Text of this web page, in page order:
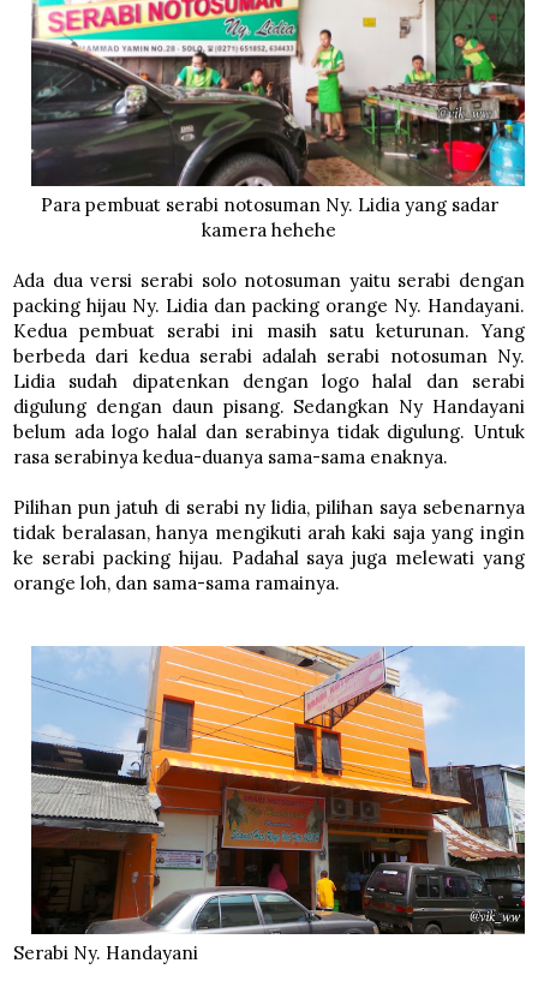
Para pembuat serabi notosuman Ny. Lidia yang sadar
kamera hehehe
Ada dua versi serabi solo notosuman yaitu serabi dengan
packing hijau Ny. Lidia dan packing orange Ny. Handayani.
Kedua pembuat serabi ini masih satu keturunan. Yang
berbeda dari kedua serabi adalah serabi notosuman Ny.
Lidia sudah dipatenkan dengan logo halal dan serabi
digulung dengan daun pisang. Sedangkan Ny Handayani
belum ada logo halal dan serabinya tidak digulung. Untuk
rasa serabinya kedua-duanya sama-sama enaknya.
Pilihan pun jatuh di serabi ny lidia, pilihan saya sebenarnya
tidak beralasan, hanya mengikuti arah kaki saja yang ingin
ke serabi packing hijau. Padahal saya juga melewati yang
orange loh, dan sama-sama ramainya.
Serabi Ny. Handayani